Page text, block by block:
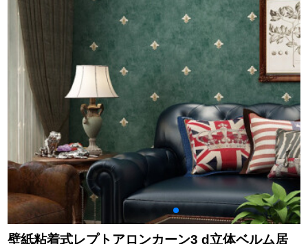
壁紙粘着式レプトアロンカーン3 d立体ベルム居